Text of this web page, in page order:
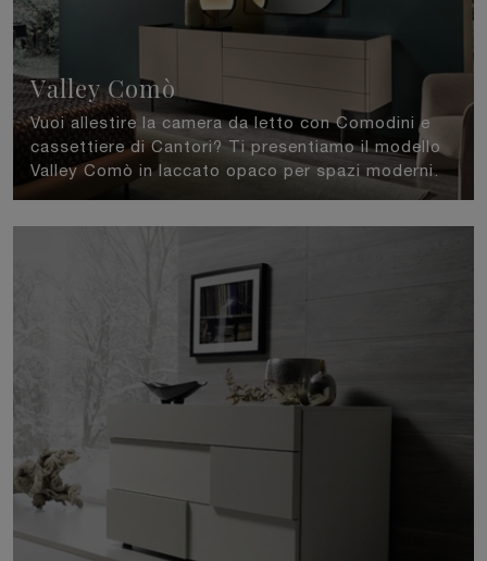
Valley Comò
Vuoi allestire la camera da letto con Comodini e
cassettiere di Cantori? Ti presentiamo il modello
Valley Comò in laccato opaco per spazi moderni.